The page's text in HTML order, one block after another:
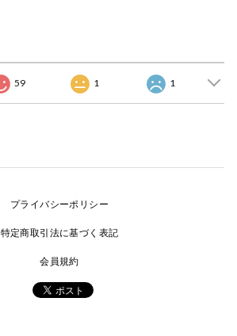
59 1 1
プライバシーポリシー
特定商取引法に基づく表記
会員規約